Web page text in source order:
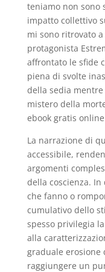
teniamo non sono
impatto collettivo
mi sono ritrovato
protagonista
affrontato le sfide
piena di svolte
della sedia
mistero della
ebook gratis
La narrazione di
accessibile,
argomenti
della coscienza.
che fanno o
cumulativo dello
spesso privilegia
alla
graduale erosione
raggiungere un